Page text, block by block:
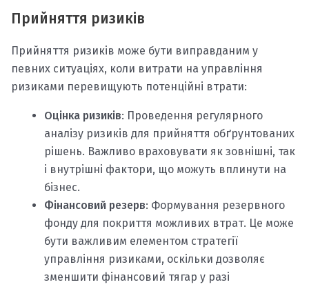
Прийняття ризиків
Прийняття ризиків може бути виправданим у
певних ситуаціях, коли витрати на управління
ризиками перевищують потенційні втрати:
Оцінка ризиків: Проведення регулярного
аналізу ризиків для прийняття обґрунтованих
рішень. Важливо враховувати як зовнішні, так
і внутрішні фактори, що можуть вплинути на
бізнес.
Фінансовий резерв: Формування резервного
фонду для покриття можливих втрат. Це може
бути важливим елементом стратегії
управління ризиками, оскільки дозволяє
зменшити фінансовий тягар у разі